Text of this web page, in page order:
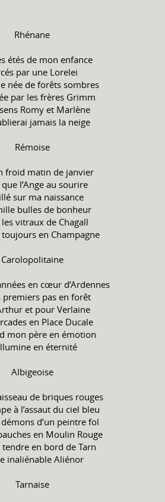
Rhénane
étés de mon enfance
par une Lorelei
née de forêts sombres
par les frères Grimm
Romy et Marlène
jamais la neige
Rémoise
froid matin de janvier
que l’Ange au sourire
sur ma naissance
bulles de bonheur
les vitraux de Chagall
toujours en Champagne
Carolopolitaine
en cœur d’Ardennes
premiers pas en forêt
et pour Verlaine
en Place Ducale
mon père en émotion
en éternité
Albigeoise
de briques rouges
à l’assaut du ciel bleu
d’un peintre fol
en Moulin Rouge
tendre en bord de Tarn
inaliénable Aliénor
Tarnaise